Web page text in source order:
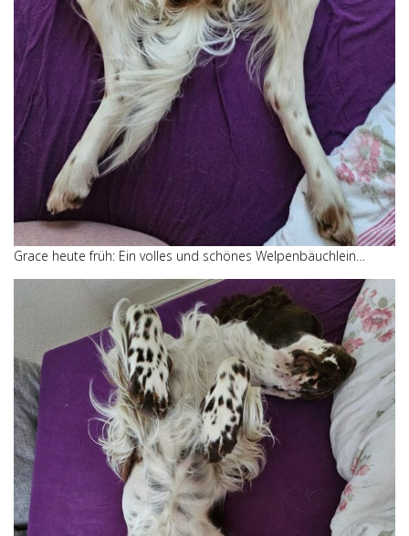
Grace heute früh: Ein volles und schönes Welpenbäuchlein…